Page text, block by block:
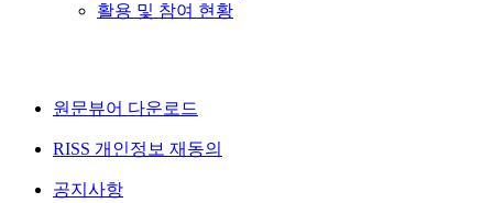
활용 및 참여 현황
원문뷰어 다운로드
RISS 개인정보 재동의
공지사항